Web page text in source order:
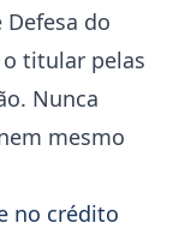
Defesa do
o titular pelas
Nunca
mesmo
no crédito